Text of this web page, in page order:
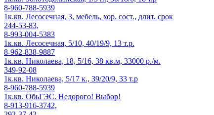
8-960-788-5939
1к.кв. Лесосечная, 3, мебель, хор. сост., длит. срок
244-53-83,
8-993-004-5383
1к.кв. Лесосечная, 5/10, 40/19/9, 13 т.р.
8-962-838-9887
1к.кв. Николаева, 18, 5/16, 38 кв.м, 33000 р./м.
349-92-08
1к.кв. Николаева, 5/17 к., 39/20/9, 33 т.р
8-960-788-5939
1к.кв. ОбьГЭС. Недорого! Выбор!
8-913-916-3742,